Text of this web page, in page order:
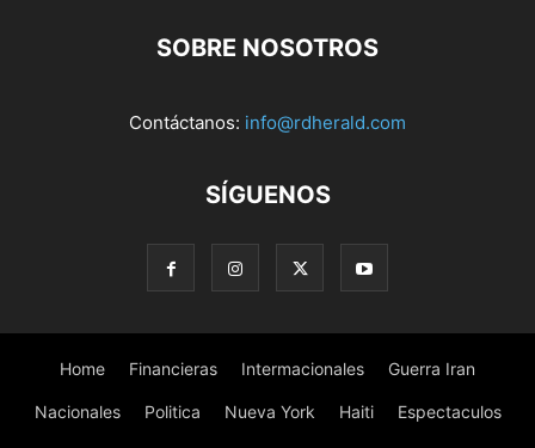
SOBRE NOSOTROS
Contáctanos: info@rdherald.com
SÍGUENOS
Home Financieras Intermacionales Guerra Iran
Nacionales Politica Nueva York Haiti Espectaculos